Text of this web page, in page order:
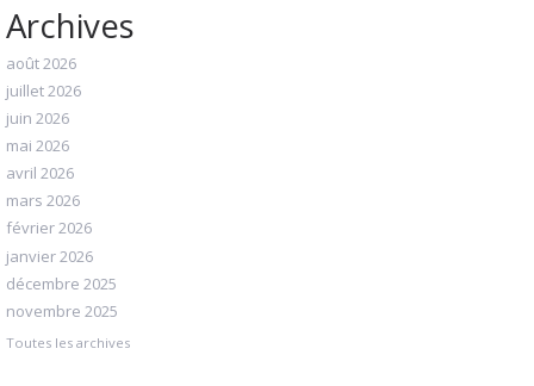
Archives
août 2026
juillet 2026
juin 2026
mai 2026
avril 2026
mars 2026
février 2026
janvier 2026
décembre 2025
novembre 2025
Toutes les archives